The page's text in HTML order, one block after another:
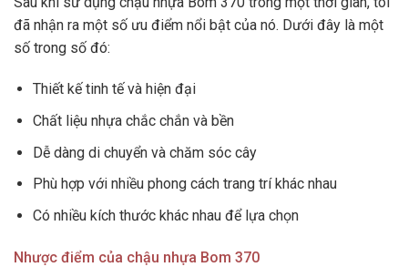
đã nhận ra một số ưu điểm nổi bật của nó. Dưới đây là một
số trong số đó:
Thiết kế tinh tế và hiện đại
Chất liệu nhựa chắc chắn và bền
Dễ dàng di chuyển và chăm sóc cây
Phù hợp với nhiều phong cách trang trí khác nhau
Có nhiều kích thước khác nhau để lựa chọn
Nhược điểm của chậu nhựa Bom 370